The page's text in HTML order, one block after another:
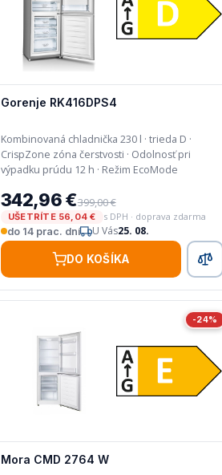
Gorenje RK416DPS4
Kombinovaná chladnička 230 l · trieda D ·
CrispZone zóna čerstvosti · Odolnosť pri
výpadku prúdu 12 h · Režim EcoMode
342,96 €399,00 €
UŠETRÍTE 56,04 €
s DPH · doprava zdarma
do 14 prac. dní
U Vás25. 08.
DO KOŠÍKA
-24%
Mora CMD 2764 W